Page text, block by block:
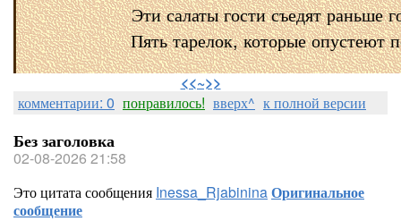
Эти салаты гости съедят раньше
Пять тарелок, которые опустеют
⠀
<<~>>
комментарии: 0 понравилось! вверх^ к полной версии
Без заголовка
02-08-2026 21:58
Это цитата сообщения Inessa_RjabininaОригинальное
сообщение